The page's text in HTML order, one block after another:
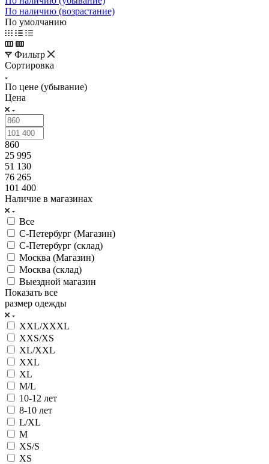
По наличию (возрастание)
По умолчанию
Фильтр
Сортировка
По цене (убывание)
Цена
860
25 995
51 130
76 265
101 400
Наличие в магазинах
Все
С-Петербург (Магазин)
С-Петербург (склад)
Москва (Магазин)
Москва (склад)
Выездной магазин
Показать все
размер одежды
XXL/XXXL
XXS/XS
XL/XXL
XXL
XL
M/L
10-12 лет
8-10 лет
L/XL
M
XS/S
XS